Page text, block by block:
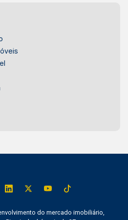
do mercado imobiliário,